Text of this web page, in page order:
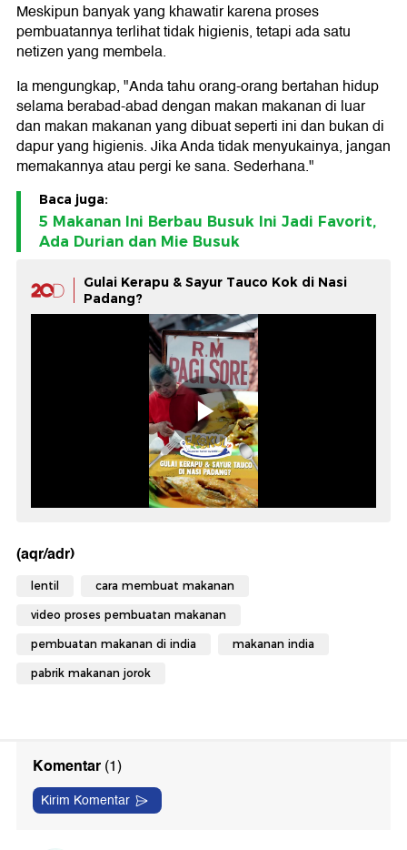
Meskipun banyak yang khawatir karena proses
pembuatannya terlihat tidak higienis, tetapi ada satu
netizen yang membela.
Ia mengungkap, "Anda tahu orang-orang bertahan hidup
selama berabad-abad dengan makan makanan di luar
dan makan makanan yang dibuat seperti ini dan bukan di
dapur yang higienis. Jika Anda tidak menyukainya, jangan
memakannya atau pergi ke sana. Sederhana."
Baca juga:
5 Makanan Ini Berbau Busuk Ini Jadi Favorit,
Ada Durian dan Mie Busuk
Gulai Kerapu & Sayur Tauco Kok di Nasi
Padang?
(aqr/adr)
lentil cara membuat makanan
video proses pembuatan makanan
pembuatan makanan di india makanan india
pabrik makanan jorok